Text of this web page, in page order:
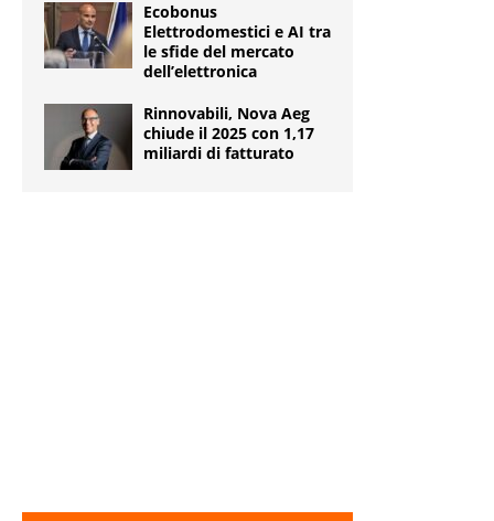
Ecobonus
Elettrodomestici e AI tra
le sfide del mercato
dell’elettronica
Rinnovabili, Nova Aeg
chiude il 2025 con 1,17
miliardi di fatturato